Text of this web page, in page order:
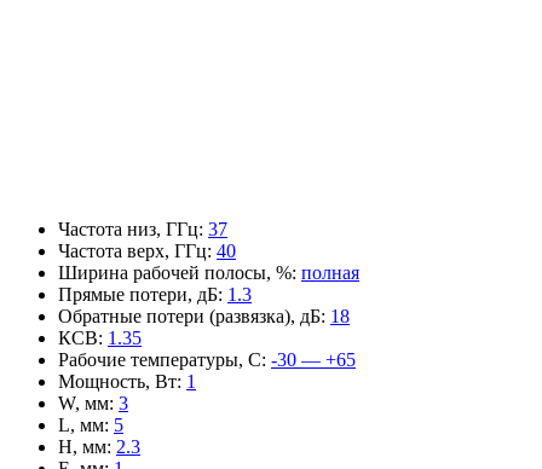
Частота низ, ГГц: 37
Частота верх, ГГц: 40
Ширина рабочей полосы, %: полная
Прямые потери, дБ: 1.3
Обратные потери (развязка), дБ: 18
КСВ: 1.35
Рабочие температуры, С: -30 — +65
Мощность, Вт: 1
W, мм: 3
L, мм: 5
H, мм: 2.3